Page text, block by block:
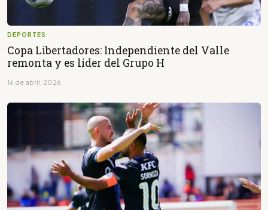
DEPORTES
Copa Libertadores: Independiente del Valle
remonta y es líder del Grupo H
16 de abril, 2026